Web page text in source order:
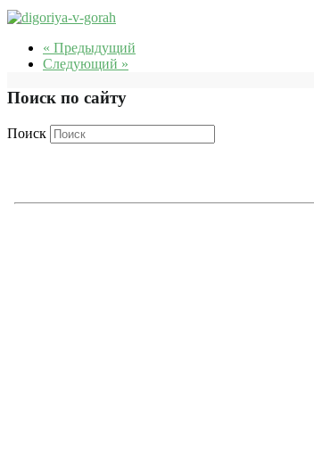
« Предыдущий
Следующий »
Поиск по сайту
Поиск